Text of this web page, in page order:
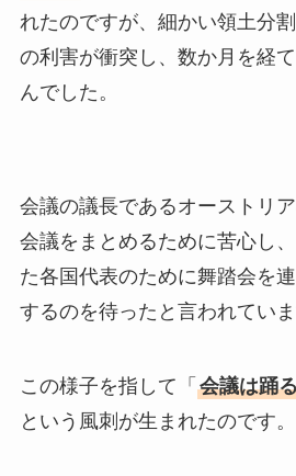
れたのですが、細かい領土分
の利害が衝突し、数か月を経
んでした。
会議の議長であるオーストリ
会議をまとめるために苦心し
た各国代表のために舞踏会を
するのを待ったと言われていま
この様子を指して「 会議は踊
という風刺が生まれたのです。